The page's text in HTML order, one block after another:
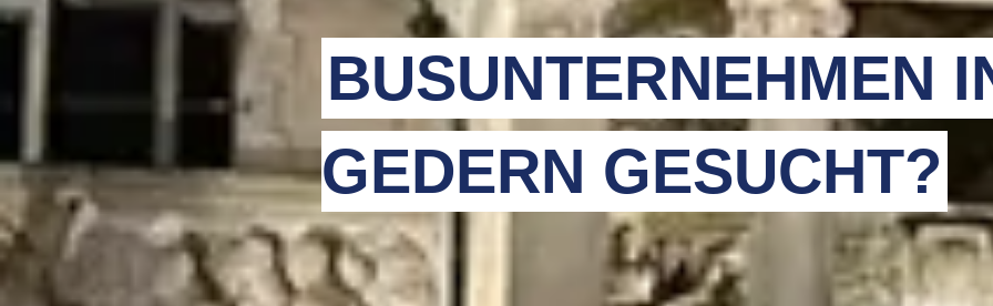
BUSUNTERNEHMEN
GEDERN GESUCHT?